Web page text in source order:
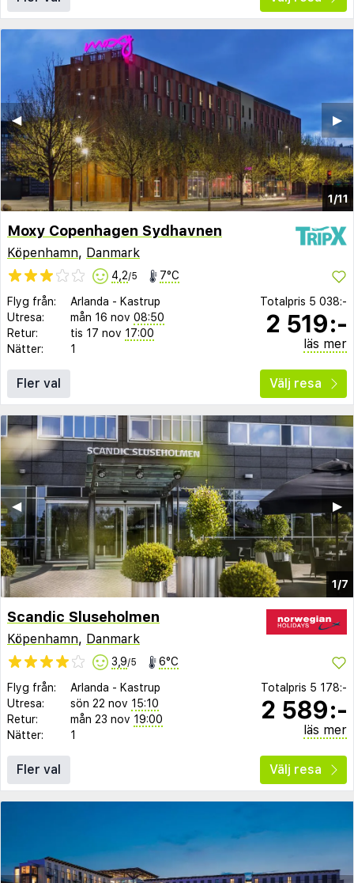
1/11
▶︎
◀︎
Moxy Copenhagen Sydhavnen
Köpenhamn, Danmark
4,2/5 7°C
Flyg från: Arlanda - Kastrup
Utresa:
mån 16 nov 08:50
Retur:
tis 17 nov 17:00
Nätter:
1
Totalpris 5 038:-
2 519:-
läs mer
Fler val Välj resa
1/7
▶︎
◀︎
Scandic Sluseholmen
Köpenhamn, Danmark
3,9/5 6°C
Flyg från: Arlanda - Kastrup
Utresa:
sön 22 nov 15:10
Retur:
mån 23 nov 19:00
Nätter:
1
Totalpris 5 178:-
2 589:-
läs mer
Fler val Välj resa